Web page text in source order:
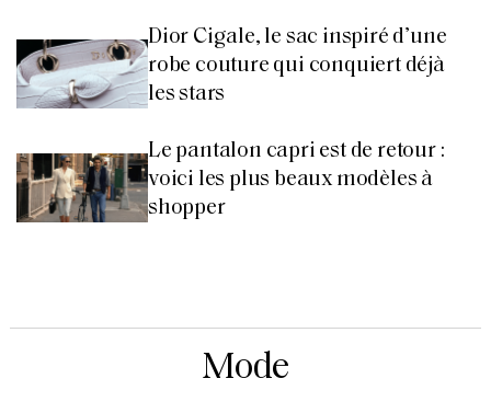
Dior Cigale, le sac inspiré d’une
robe couture qui conquiert déjà
les stars
Le pantalon capri est de retour :
voici les plus beaux modèles à
shopper
Mode